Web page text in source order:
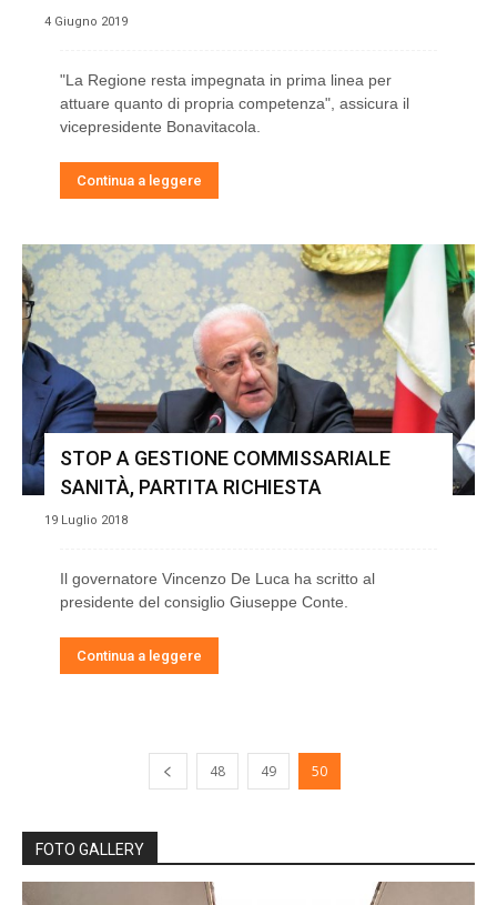
4 Giugno 2019
"La Regione resta impegnata in prima linea per
attuare quanto di propria competenza", assicura il
vicepresidente Bonavitacola.
Continua a leggere
STOP A GESTIONE COMMISSARIALE
SANITÀ, PARTITA RICHIESTA
19 Luglio 2018
Il governatore Vincenzo De Luca ha scritto al
presidente del consiglio Giuseppe Conte.
Continua a leggere
48 49 50
FOTO GALLERY